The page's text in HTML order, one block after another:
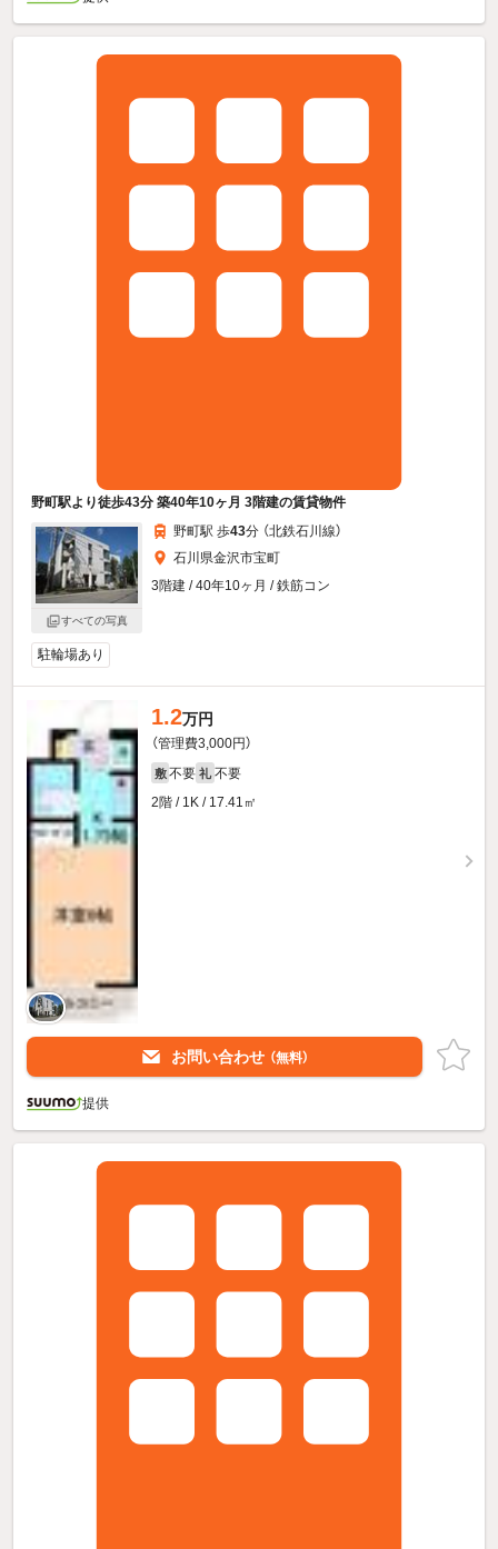
野町駅より徒歩43分 築40年10ヶ月 3階建の賃貸物件
すべての写真
野町駅 歩43分 （北鉄石川線）
石川県金沢市宝町
3階建 / 40年10ヶ月 / 鉄筋コン
駐輪場あり
1.2万円
（管理費3,000円）
敷 不要 礼 不要
2階 / 1K / 17.41㎡
お問い合わせ （無料）
提供